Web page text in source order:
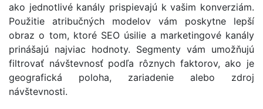
ako jednotlivé kanály prispievajú k vašim konverziám.
Použitie atribučných modelov vám poskytne lepší
obraz o tom, ktoré SEO úsilie a marketingové kanály
prinášajú najviac hodnoty. Segmenty vám umožňujú
filtrovať návštevnosť podľa rôznych faktorov, ako je
geografická poloha, zariadenie alebo zdroj
návštevnosti.